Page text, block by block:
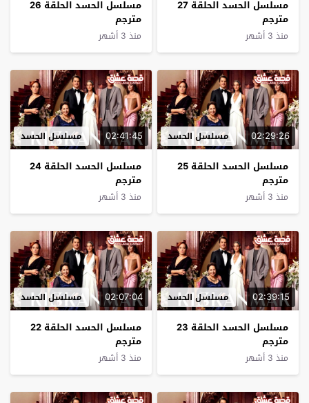
مسلسل الحسد الحلقة 27
مترجم
منذ 3 أشهر
مسلسل الحسد الحلقة 26
مترجم
منذ 3 أشهر
02:29:26 مسلسل الحسد
مسلسل الحسد الحلقة 25
مترجم
منذ 3 أشهر
02:41:45 مسلسل الحسد
مسلسل الحسد الحلقة 24
مترجم
منذ 3 أشهر
02:39:15 مسلسل الحسد
مسلسل الحسد الحلقة 23
مترجم
منذ 3 أشهر
02:07:04 مسلسل الحسد
مسلسل الحسد الحلقة 22
مترجم
منذ 3 أشهر